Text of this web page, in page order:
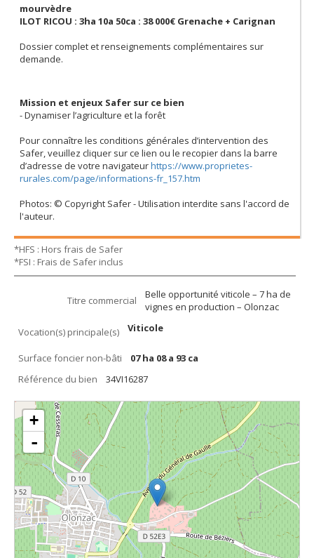
mourvèdre
ILOT RICOU : 3ha 10a 50ca : 38 000€ Grenache + Carignan
Dossier complet et renseignements complémentaires sur
demande.
Mission et enjeux Safer sur ce bien
- Dynamiser l’agriculture et la forêt
Pour connaître les conditions générales d’intervention des
Safer, veuillez cliquer sur ce lien ou le recopier dans la barre
d’adresse de votre navigateurhttps://www.proprietes-
rurales.com/page/informations-fr_157.htm
Photos: © Copyright Safer - Utilisation interdite sans l'accord de
l'auteur.
*HFS : Hors frais de Safer
*FSI : Frais de Safer inclus
Titre commercial
Belle opportunité viticole – 7 ha de
vignes en production – Olonzac
Vocation(s) principale(s)
Viticole
Surface foncier non-bâti
07 ha 08 a 93 ca
Référence du bien
34VI16287
+
-